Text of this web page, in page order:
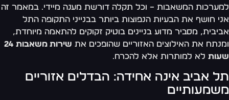
המשאבות – וכל תקלה דורשת מענה מיידי. במאמר זה
חושף את הבעיות הנפוצות ביותר בבנייני התקופה התל
מסביר מדוע בניינים בוטיק זקוקים להתאמה מיוחדת,
את האילוצים האזוריים שהופכים את
שירות משאבות 24
לא למותרות אלא להכרח.
אביב אינה אחידה: הבדלים אזוריים